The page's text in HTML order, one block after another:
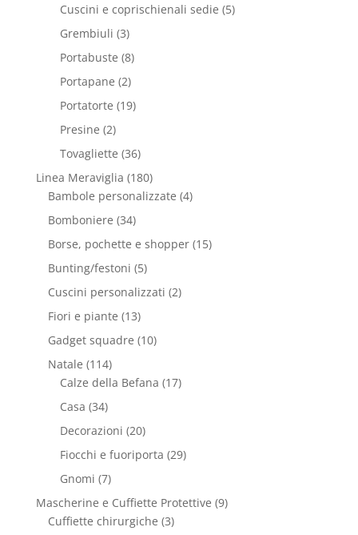
Cuscini e coprischienali sedie (5)
Grembiuli (3)
Portabuste (8)
Portapane (2)
Portatorte (19)
Presine (2)
Tovagliette (36)
Linea Meraviglia (180)
Bambole personalizzate (4)
Bomboniere (34)
Borse, pochette e shopper (15)
Bunting/festoni (5)
Cuscini personalizzati (2)
Fiori e piante (13)
Gadget squadre (10)
Natale (114)
Calze della Befana (17)
Casa (34)
Decorazioni (20)
Fiocchi e fuoriporta (29)
Gnomi (7)
Mascherine e Cuffiette Protettive (9)
Cuffiette chirurgiche (3)